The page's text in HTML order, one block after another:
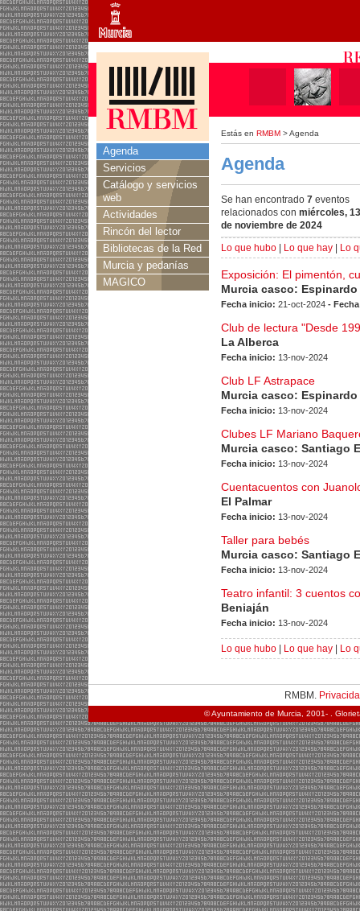
Estás en RMBM > Agenda
Agenda
Servicios
Catálogo y servicios
web
Actividades
Rincón del lector
Bibliotecas de la Red
Murcia y pedanías
MAGICO
Agenda
Se han encontrado 7 eventos
relacionados con miércoles, 13
de noviembre de 2024
Lo que hubo
Lo que hay Lo
Exposición: El pimentón,
Murcia casco: Espinardo
Fecha inicio: 21-oct-2024 -
Club de lectura "Desde
La Alberca
Fecha inicio: 13-nov-2024
Club LF Astrapace
Murcia casco: Espinardo
Fecha inicio: 13-nov-2024
Clubes LF Mariano
Murcia casco: Santiago
Fecha inicio: 13-nov-2024
Cuentacuentos con
El Palmar
Fecha inicio: 13-nov-2024
Taller para bebés
Murcia casco: Santiago
Fecha inicio: 13-nov-2024
Teatro infantil: 3 cuentos
Beniaján
Fecha inicio: 13-nov-2024
Lo que hubo Lo que hay Lo
RMBM.
© Ayuntamiento de Murcia, 2001- .